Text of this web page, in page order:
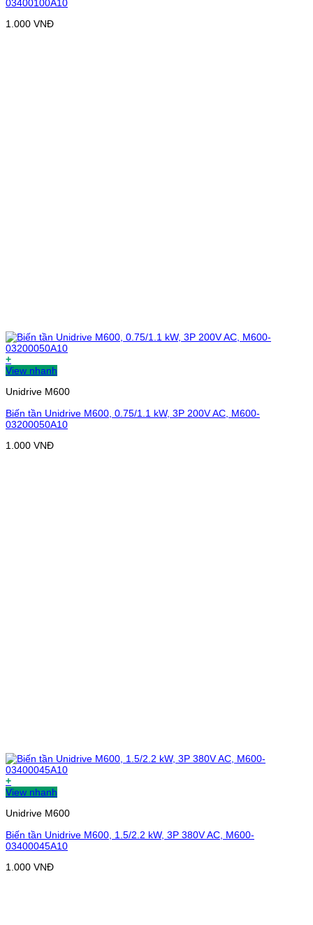
03400100A10
1.000 VNĐ
+
View nhanh
Unidrive M600
Biến tần Unidrive M600, 0.75/1.1 kW, 3P 200V AC, M600-
03200050A10
1.000 VNĐ
+
View nhanh
Unidrive M600
Biến tần Unidrive M600, 1.5/2.2 kW, 3P 380V AC, M600-
03400045A10
1.000 VNĐ